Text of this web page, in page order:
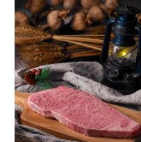
重訓教練
健身課程
重訓課程
手臂訓練